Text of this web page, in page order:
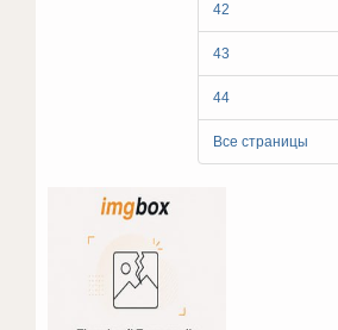
42
43
44
Все страницы